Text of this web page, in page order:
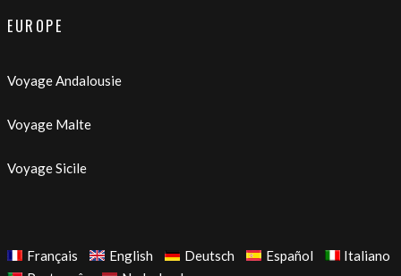
EUROPE
Voyage Andalousie
Voyage Malte
Voyage Sicile
Français English Deutsch Español
Italiano